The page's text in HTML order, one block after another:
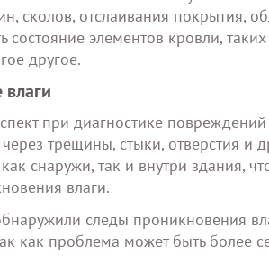
сколов, отслаивания покрытия,
состояние элементов кровли,
другое.
при диагностике
трещины, стыки, отверстия
снаружи, так и внутри здания,
влаги.
следы проникновения
как проблема может быть более